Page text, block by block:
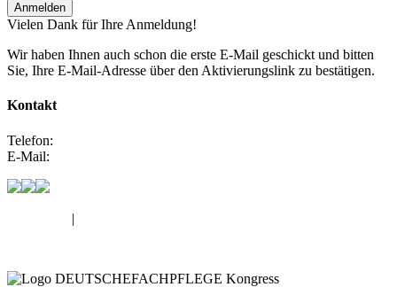
Anmelden
Vielen Dank für Ihre Anmeldung!
Wir haben Ihnen auch schon die erste E-Mail geschickt und bitten
Sie, Ihre E-Mail-Adresse über den Aktivierungslink zu bestätigen.
Kontakt
Telefon:
E-Mail:
|